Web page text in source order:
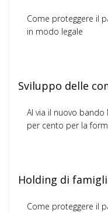
Come proteggere il
in modo legale
Sviluppo delle
Al via il nuovo
per cento per la
Holding di
Come proteggere il